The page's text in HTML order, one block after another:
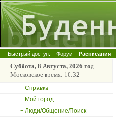
Быстрый доступ: Форум Расписания
Суббота, 8 Августа, 2026 год
Московское время: 10:32
+ Справка
+ Мой город
+ Люди/Общение/Поиск